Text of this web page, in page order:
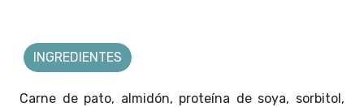
Carne de pato, almidón, proteína de soya, sorbitol,
INGREDIENTES